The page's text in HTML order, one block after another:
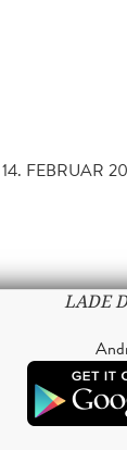
14. FEBRUAR
LADE